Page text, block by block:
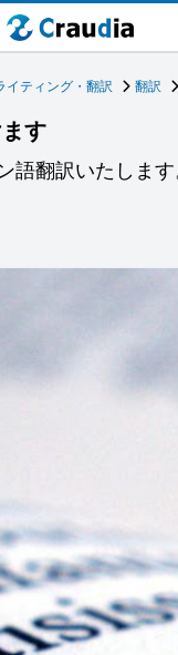
イティング・翻訳 翻訳
す
語翻訳いたします